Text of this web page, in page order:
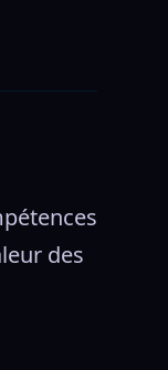
des